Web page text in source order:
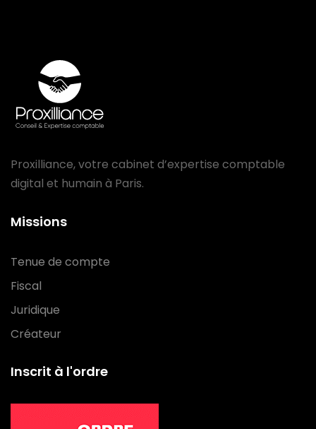
Proxilliance, votre cabinet d’expertise comptable
digital et humain à Paris.
Missions
Tenue de compte
Fiscal
Juridique
Créateur
Inscrit à l'ordre